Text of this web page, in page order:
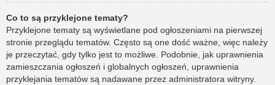
Co to są przyklejone tematy?
Przyklejone tematy są wyświetlane pod ogłoszeniami na pierwszej
stronie przeglądu tematów. Często są one dość ważne, więc należy
je przeczytać, gdy tylko jest to możliwe. Podobnie, jak uprawnienia
zamieszczania ogłoszeń i globalnych ogłoszeń, uprawnienia
przyklejania tematów są nadawane przez administratora witryny.